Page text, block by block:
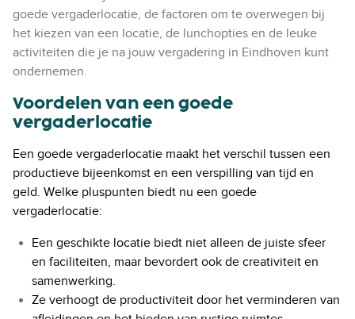
goede vergaderlocatie, de factoren om te overwegen bij
het kiezen van een locatie, de lunchopties en de leuke
activiteiten die je na jouw vergadering in Eindhoven kunt
ondernemen.
Voordelen van een goede
vergaderlocatie
Een goede vergaderlocatie maakt het verschil tussen een
productieve bijeenkomst en een verspilling van tijd en
geld. Welke pluspunten biedt nu een goede
vergaderlocatie:
Een geschikte locatie biedt niet alleen de juiste sfeer
en faciliteiten, maar bevordert ook de creativiteit en
samenwerking.
Ze verhoogt de productiviteit door het verminderen van